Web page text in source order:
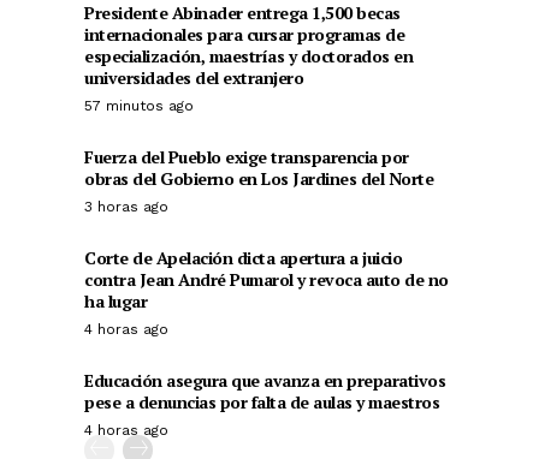
Presidente Abinader entrega 1,500 becas
internacionales para cursar programas de
especialización, maestrías y doctorados en
universidades del extranjero
57 minutos ago
Fuerza del Pueblo exige transparencia por
obras del Gobierno en Los Jardines del Norte
3 horas ago
Corte de Apelación dicta apertura a juicio
contra Jean André Pumarol y revoca auto de no
ha lugar
4 horas ago
Educación asegura que avanza en preparativos
pese a denuncias por falta de aulas y maestros
4 horas ago